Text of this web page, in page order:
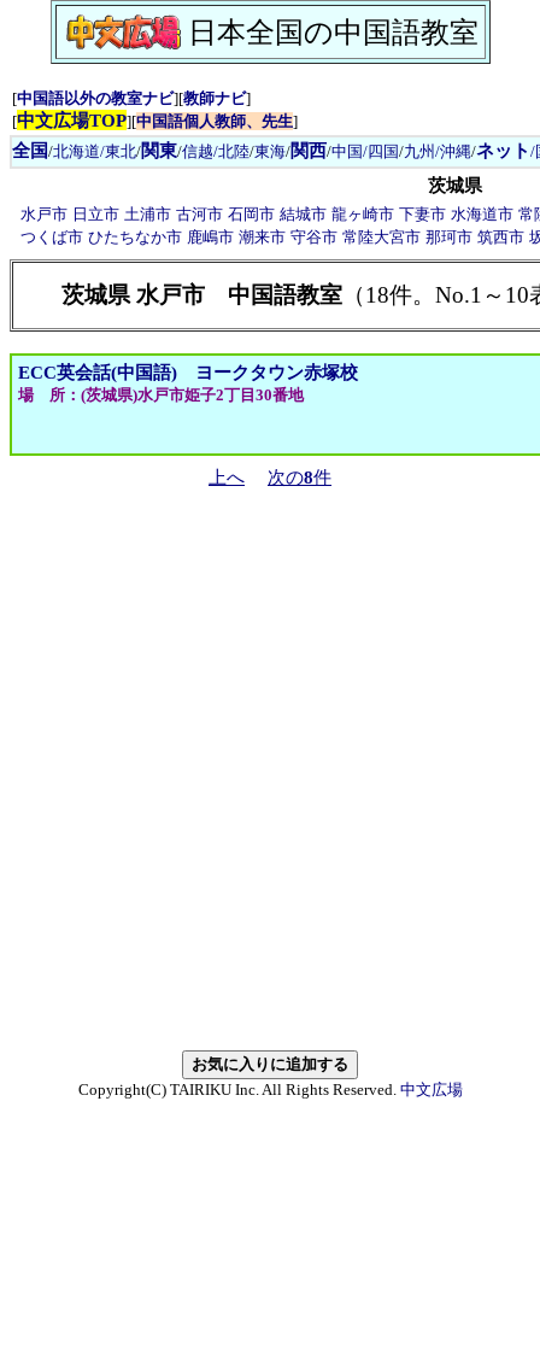
日本全国の中国語教室
[中国語以外の教室ナビ][教師ナビ]
[中文広場TOP][中国語個人教師、先生]
全国/北海道/東北/関東/信越/北陸/東海/関西/中国/四国/九州/沖縄/ネット /
茨城県
水戸市 日立市 土浦市 古河市 石岡市 結城市 龍ヶ崎市 下妻市 水海道市 常
つくば市 ひたちなか市 鹿嶋市 潮来市 守谷市 常陸大宮市 那珂市 筑西市
茨城県 水戸市 中国語教室 （18件。No.1～10
ECC英会話(中国語) ヨークタウン赤塚校
場 所：(茨城県)水戸市姫子2丁目30番地
上へ 次の8件
Copyright(C) TAIRIKU Inc. All Rights Reserved. 中文広場